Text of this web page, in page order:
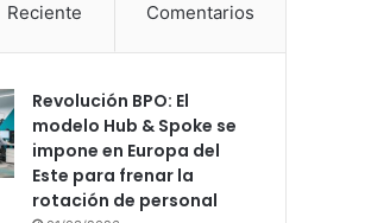
Reciente Comentarios
Revolución BPO: El
modelo Hub & Spoke se
impone en Europa del
Este para frenar la
rotación de personal